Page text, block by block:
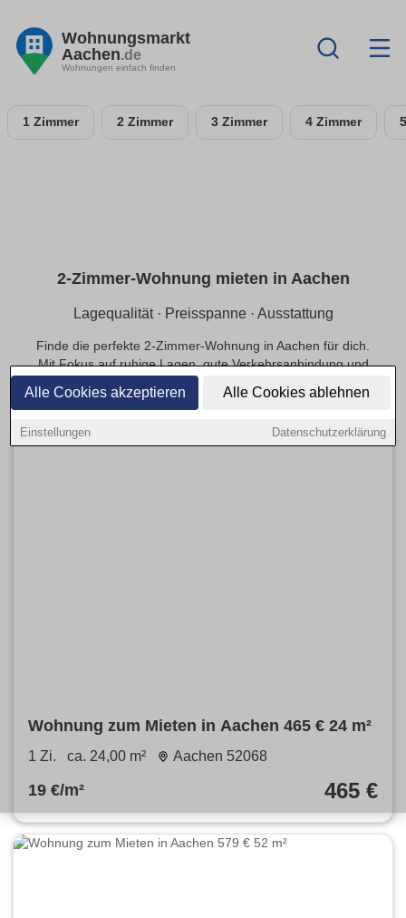
Alle Cookies akzeptieren Alle Cookies ablehnen
Einstellungen Datenschutzerklärung
Wohnungsmarkt
Aachen.de
Wohnungen einfach finden
1 Zimmer 2 Zimmer 3 Zimmer 4 Zimmer
2-Zimmer-Wohnung mieten in Aachen
Lagequalität · Preisspanne · Ausstattung
Finde die perfekte 2-Zimmer-Wohnung in Aachen für dich.
Mit Fokus auf ruhige Lagen, gute Verkehrsanbindung und
einer passenden Preisspanne.
Wohnung zum Mieten in Aachen 465 € 24 m²
1 Zi. ca. 24,00 m² Aachen 52068
19 €/m² 465 €